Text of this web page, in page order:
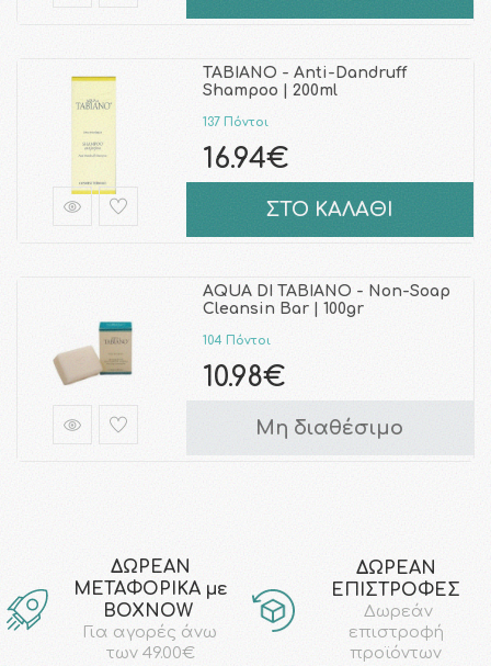
TABIANO - Anti-Dandruff
Shampoo | 200ml
137 Πόντοι
16.94€
ΣΤΟ ΚΑΛΑΘΙ
AQUA DI TABIANO - Non-Soap
Cleansin Bar | 100gr
104 Πόντοι
10.98€
Μη διαθέσιμο
ΔΩΡΕΑΝ
ΜΕΤΑΦΟΡΙΚΑ με
ΒΟΧΝΟW
Για αγορές άνω
των 49.00€
ΔΩΡΕΑΝ
ΕΠΙΣΤΡΟΦΕΣ
Δωρεάν
επιστροφή
προϊόντων